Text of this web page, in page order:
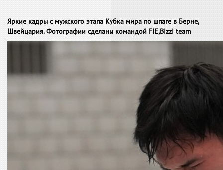
Яркие кадры с мужского этапа Кубка мира по шпаге в Берне,
Швейцария. Фотографии сделаны командой FIE,Bizzi team